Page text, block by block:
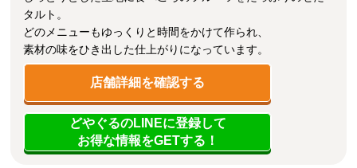
タルト。
どのメニューもゆっくりと時間をかけて作られ、
素材の味をひき出した仕上がりになっています。
店舗詳細を確認する
どやぐるのLINEに登録して
お得な情報をGETする！